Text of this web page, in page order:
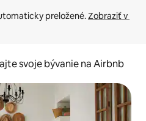
preložené. Zobraziť v
svoje bývanie na Airbnb